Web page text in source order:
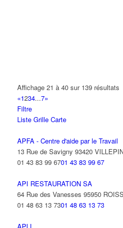
01 49 38 83 00 01 49 38 83 00
CABINET KUPIEC DEBERGH
9 Allée des Impressionnistes 95958
CARLSON WAGONLIT TRAVEL
22 Avenue des Nations 95941
CASH CONVERTERS
33 Rue des Vanesses 95941
Affichage 21 à 40 sur 139 résultats
«1234...7»
Filtre
Liste Grille Carte
APFA - Centre d'aide par le Travail
13 Rue de Savigny 93420
01 43 83 99 6701 43 83 99 67
API RESTAURATION SA
64 Rue des Vanesses 95950
01 48 63 13 7301 48 63 13 73